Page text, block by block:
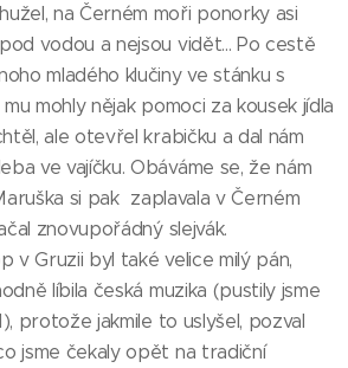
na Černém moři ponorky asi
vodou a nejsou vidět... Po cestě
mladého klučiny ve stánku s
mohly nějak pomoci za kousek jídla
ale otevřel krabičku a dal nám
ve vajíčku. Obáváme se, že nám
si pak zaplavala v Černém
znovupořádný slejvák.
v Gruzii byl také velice milý pán,
líbila česká muzika (pustily jsme
protože jakmile to uslyšel, pozval
jsme čekaly opět na tradiční